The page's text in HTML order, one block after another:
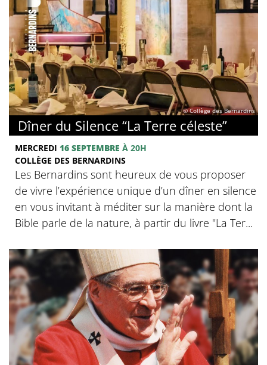
© Collège des Bernardins
Dîner du Silence “La Terre céleste”
MERCREDI 16 SEPTEMBRE À 20H
COLLÈGE DES BERNARDINS
Les Bernardins sont heureux de vous proposer
de vivre l’expérience unique d’un dîner en silence
en vous invitant à méditer sur la manière dont la
Bible parle de la nature, à partir du livre "La Ter...